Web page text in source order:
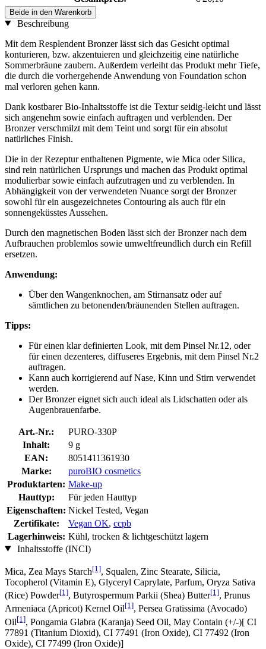
Beide in den Warenkorb
Beschreibung
Mit dem Resplendent Bronzer lässt sich das Gesicht optimal
konturieren, bzw. akzentuieren und gleichzeitig eine natürliche
Sommerbräune zaubern. Außerdem verleiht das Produkt mehr Tiefe,
die durch die vorhergehende Anwendung von Foundation schon
mal verloren gehen kann.
Dank kostbarer Bio-Inhaltsstoffe ist die Textur seidig-leicht und lässt
sich angenehm sowie einfach auftragen und verblenden. Der
Bronzer verschmilzt mit dem Teint und sorgt für ein absolut
natürliches Finish.
Die in der Rezeptur enthaltenen Pigmente, wie Mica oder Silica,
sind rein natürlichen Ursprungs und machen das Produkt optimal
modulierbar sowie einfach aufzutragen und zu verblenden. In
Abhängigkeit von der verwendeten Nuance sorgt der Bronzer
sowohl für ein ausgezeichnetes Contouring als auch für ein
sonnengeküsstes Aussehen.
Durch den magnetischen Boden lässt sich der Bronzer nach dem
Aufbrauchen problemlos sowie umweltfreundlich durch ein Refill
ersetzen.
Anwendung:
Über den Wangenknochen, am Stirnansatz oder auf
sämtlichen zu betonenden/bräunenden Stellen auftragen.
Tipps:
Für einen klar definierten Look, mit dem Pinsel Nr.12, oder
für einen dezenteres, diffuseres Ergebnis, mit dem Pinsel Nr.2
auftragen.
Kann auch korrigierend auf Nase, Kinn und Stirn verwendet
werden.
Der Bronzer eignet sich auch ideal als Lidschatten oder als
Augenbrauenfarbe.
Art.-Nr.:
PURO-330P
Inhalt:
9 g
EAN:
8051411361930
Marke:
puroBIO cosmetics
Produktarten: Make-up
Hauttyp:
Für jeden Hauttyp
Eigenschaften: Nickel Tested, Vegan
Zertifikate:
Vegan OK, ccpb
Lagerhinweis: Kühl, trocken & lichtgeschützt lagern
Inhaltsstoffe (INCI)
Mica, Zea Mays Starch[1], Squalen, Zinc Stearate, Silicia,
Tocopherol (Vitamin E), Glyceryl Caprylate, Parfum, Oryza Sativa
(Rice) Powder[1], Butyrospermum Parkii (Shea) Butter[1], Prunus
Armeniaca (Apricot) Kernel Oil[1], Persea Gratissima (Avocado)
Oil[1], Pongamia Glabra (Karanja) Seed Oil, May Contain (+/-)[ CI
77891 (Titanium Dioxid), CI 77491 (Iron Oxide), CI 77492 (Iron
Oxide), CI 77499 (Iron Oxide)]